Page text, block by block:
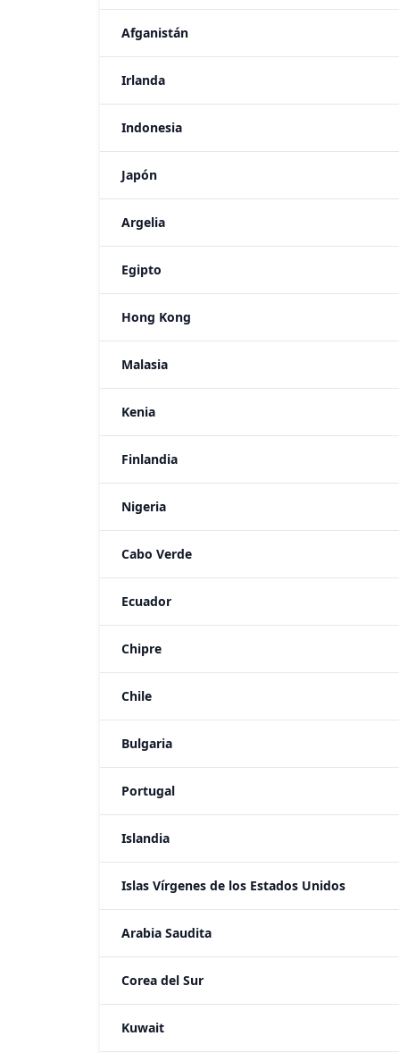
Afganistán
Irlanda
Indonesia
Japón
Argelia
Egipto
Hong Kong
Malasia
Kenia
Finlandia
Nigeria
Cabo Verde
Ecuador
Chipre
Chile
Bulgaria
Portugal
Islandia
Islas Vírgenes de los Estados Unidos
Arabia Saudita
Corea del Sur
Kuwait